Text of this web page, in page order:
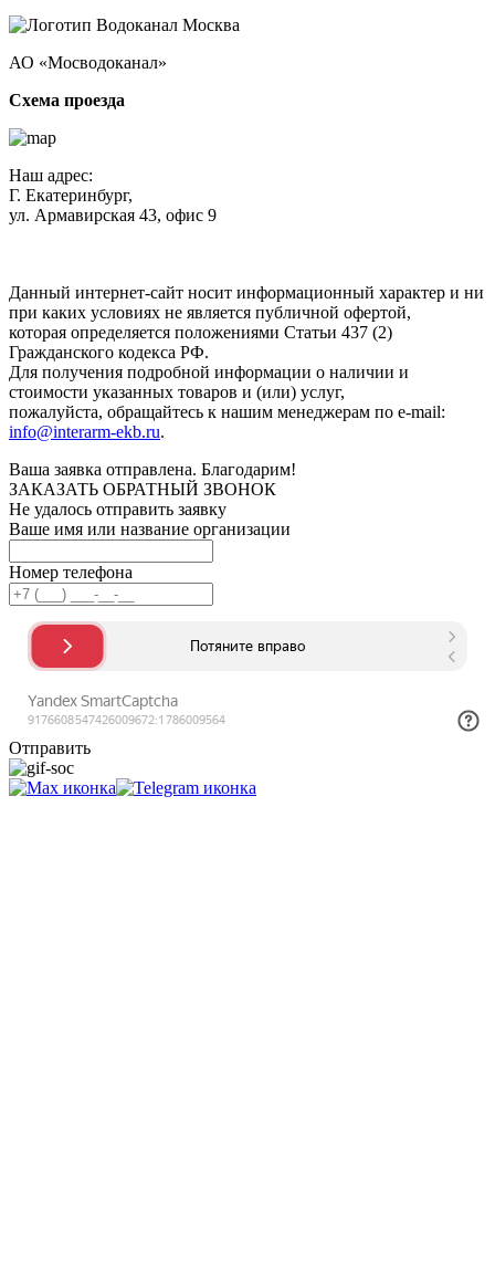
АО «Мосводоканал»
Схема проезда
Наш адрес:
Г. Екатеринбург,
ул. Армавирская 43, офис 9
Данный интернет-сайт носит информационный характер и ни
при каких условиях не является публичной офертой,
которая определяется положениями Статьи 437 (2)
Гражданского кодекса РФ.
Для получения подробной информации о наличии и
стоимости указанных товаров и (или) услуг,
пожалуйста, обращайтесь к нашим менеджерам по e-mail:
info@interarm-ekb.ru.
Ваша заявка отправлена. Благодарим!
ЗАКАЗАТЬ ОБРАТНЫЙ ЗВОНОК
Не удалось отправить заявку
Ваше имя или название организации
Номер телефона
Отправить